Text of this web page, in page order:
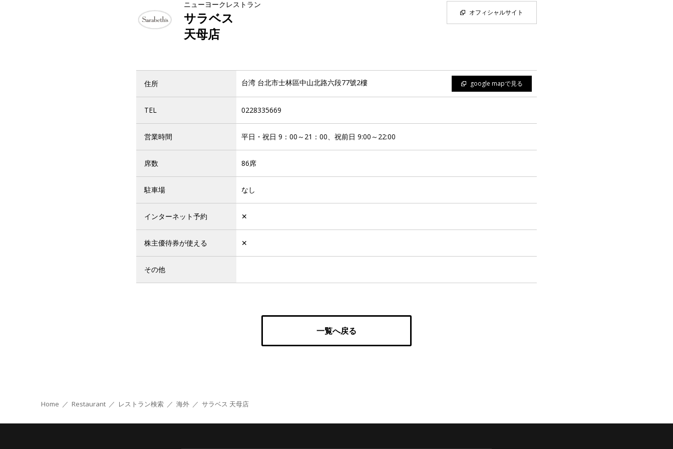
ニューヨークレストラン
サラベス
天母店
オフィシャルサイト
住所 台湾 台北市士林區中山北路六段77號2樓 google mapで見る
TEL 0228335669
営業時間 平日・祝日 9：00～21：00、祝前日 9:00～22:00
席数 86席
駐車場 なし
インターネット予約 ✕
株主優待券が使える ✕
その他
一覧へ戻る
Home ／ Restaurant ／ レストラン検索 ／ 海外 ／ サラベス 天母店